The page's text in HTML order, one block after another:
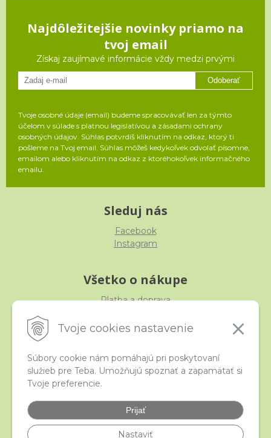
Tvoje cookies nastavenie
Súbory cookie nám pomáhajú pri poskytovaní
služieb pre Teba. Umožňujú spoznať a zapamätať si
Tvoje preferencie.
Prijať
Nastaviť
Najdôležitejšie novinky priamo na
tvoj email
Získaj zaujímavé informácie vždy medzi prvými
Odoberať
Tvoje osobné údaje (email) budeme spracovávať len za týmto
účelom v súlade s platnou legislatívou a zásadami ochrany
osobných údajov. Súhlas potvrdíš kliknutím na odkaz, ktorý ti
pošleme na Tvoj email. Súhlas môžeš kedykoľvek odvolať písomne,
emailom alebo kliknutím na odkaz z ktoréhokoľvek informačného
emailu.
Sleduj nás
Facebook
Instagram
Všetko o nákupe
Platba a doprava
Obchodné podmienky
iStraka
Veľkoobchod
Najčastejšie otázky
Certifikáty